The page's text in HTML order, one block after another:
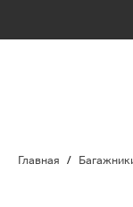
Главная /